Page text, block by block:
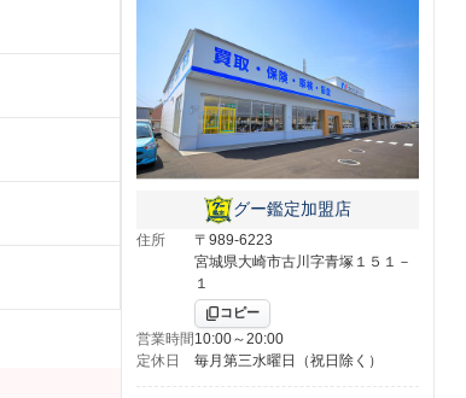
グー鑑定加盟店
住所
〒989-6223
宮城県大崎市古川字青塚１５１－
１
コピー
営業時間10:00～20:00
定休日
毎月第三水曜日（祝日除く）